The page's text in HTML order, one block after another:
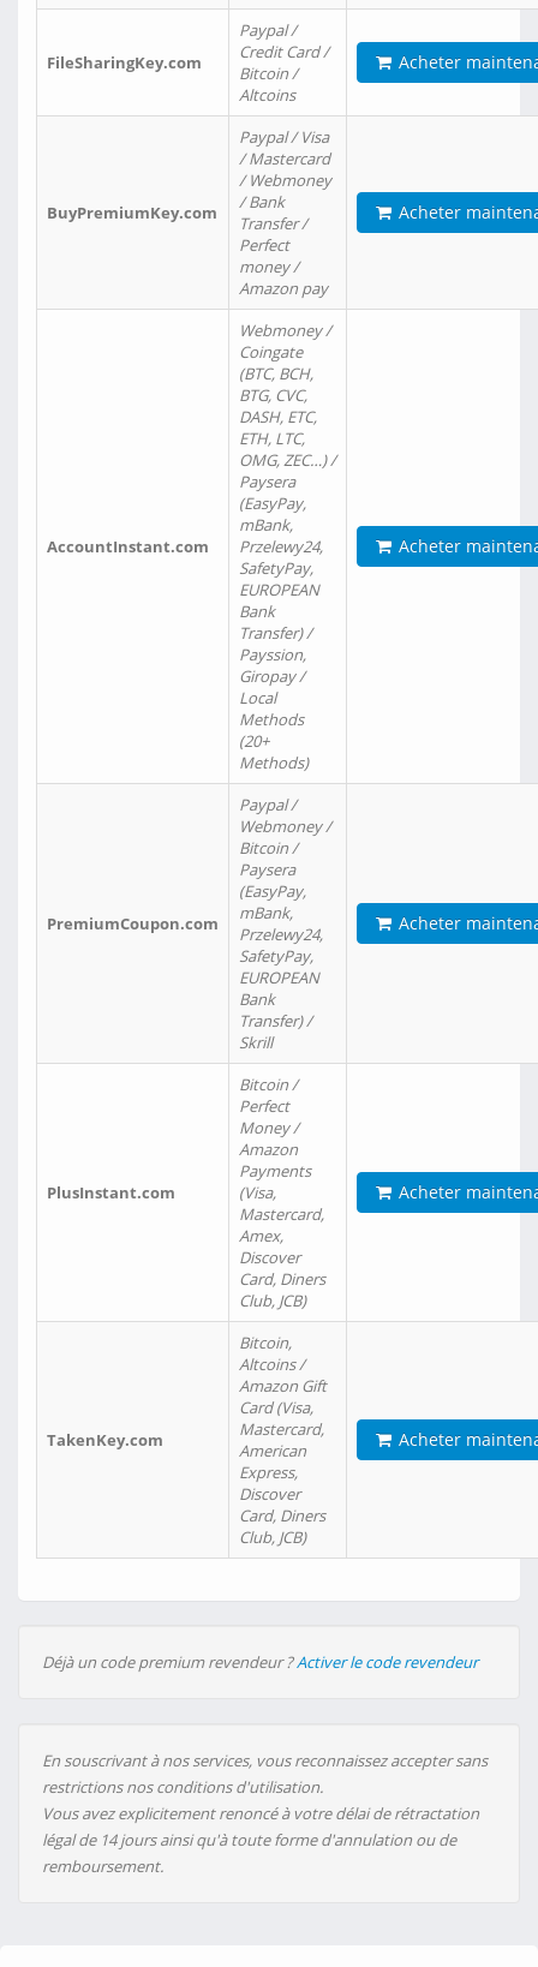
FileSharingKey.com
Paypal /
Credit Card /
Bitcoin /
Altcoins
Acheter
BuyPremiumKey.com
Paypal / Visa
/ Mastercard
/ Webmoney
/ Bank
Transfer /
Perfect
money /
Amazon pay
Acheter
AccountInstant.com
Webmoney /
Coingate
(BTC, BCH,
BTG, CVC,
DASH, ETC,
ETH, LTC,
OMG, ZEC…) /
Paysera
(EasyPay,
mBank,
Przelewy24,
SafetyPay,
EUROPEAN
Bank
Transfer) /
Payssion,
Giropay /
Local
Methods
(20+
Methods)
Acheter
PremiumCoupon.com
Paypal /
Webmoney /
Bitcoin /
Paysera
(EasyPay,
mBank,
Przelewy24,
SafetyPay,
EUROPEAN
Bank
Transfer) /
Skrill
Acheter
PlusInstant.com
Bitcoin /
Perfect
Money /
Amazon
Payments
(Visa,
Mastercard,
Amex,
Discover
Card, Diners
Club, JCB)
Acheter
TakenKey.com
Bitcoin,
Altcoins /
Amazon Gift
Card (Visa,
Mastercard,
American
Express,
Discover
Card, Diners
Club, JCB)
Acheter
Déjà un code premium revendeur ?Activer le code revendeur
En souscrivant à nos services, vous reconnaissez accepter sans
restrictions nos conditions d'utilisation.
Vous avez explicitement renoncé à votre délai de rétractation
légal de 14 jours ainsi qu'à toute forme d'annulation ou de
remboursement.